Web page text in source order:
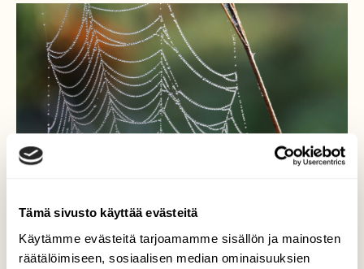
Tämä sivusto käyttää evästeitä
Käytämme evästeitä tarjoamamme sisällön ja mainosten
räätälöimiseen, sosiaalisen median ominaisuuksien